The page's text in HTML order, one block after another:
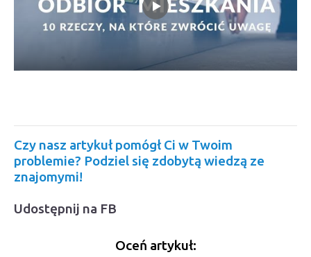
Czy nasz artykuł pomógł Ci w Twoim
problemie? Podziel się zdobytą wiedzą ze
znajomymi!
Udostępnij na FB
Oceń artykuł: